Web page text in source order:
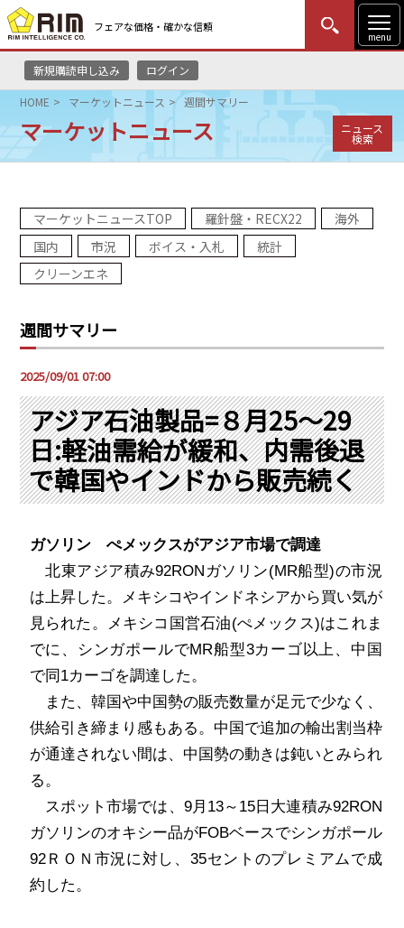
フェアな価格・確かな信頼
menu
新規購読申し込み ログイン
MENU
はじめての方
HOME
リムレポート
メソドロジー
コンサルティング
PRA原則
Q & A
会社概要
お問い合わせ
年間休刊日
サイトマップ
採用情報
English Website
瑞姆亜太能源諮問(北京)
Rim Energy Media(韓国語)
HOME マーケットニュース 週間サマリー
マーケットニュース ニュース
検索
マーケットニュースTOP 羅針盤・RECX22
海外
国内
市況 ボイス・入札
統計
クリーンエネ
週間サマリー
2025/09/01 07:00
アジア石油製品=８月25～29
日:軽油需給が緩和、内需後退
で韓国やインドから販売続く
ガソリン ぺメックスがアジア市場で調達
北東アジア積み92RON ガソリン(MR船型)の市況
は上昇した。メキシコやインドネシアから買い気が
見られた。メキシコ国営石油(ぺメックス)はこれま
でに、シンガポールでMR船型3カーゴ以上、中国
で同 1カーゴを調達した。
また、韓国や中国勢の販売数量が足元で少なく、
供給引き締まり感もある。中国で追加の輸出割当枠
が通達されない間は、中国勢の動きは鈍いとみられ
る。
スポット市場では、 9月 13～ 15 日大連積み92RON
ガソリンのオキシー品がFOBベースでシンガポール
92ＲＯＮ市況に対し、 35セントのプレミアムで成
約した。